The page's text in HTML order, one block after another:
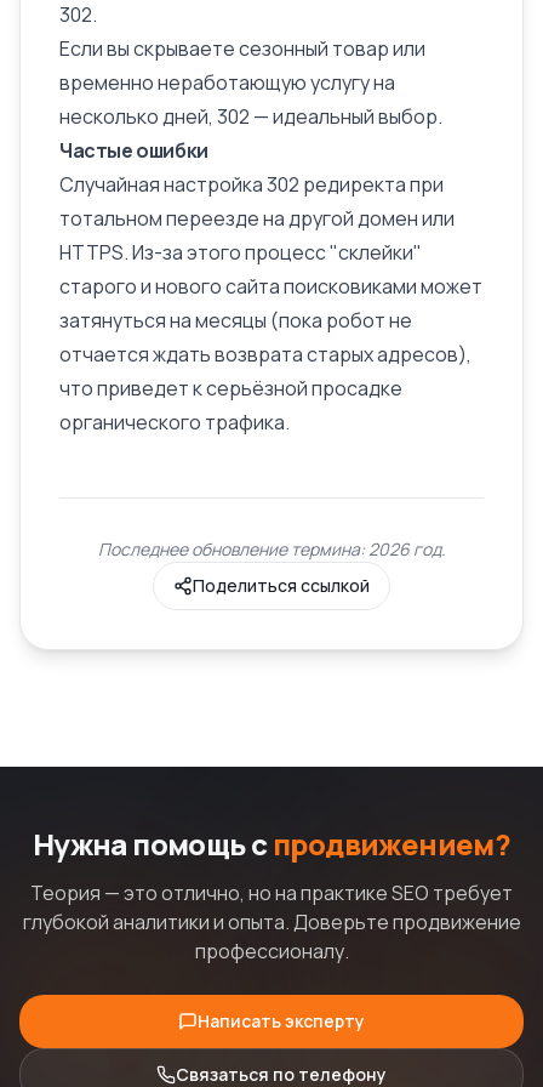
302.
Если вы скрываете сезонный товар или
временно неработающую услугу на
несколько дней, 302 — идеальный выбор.
Частые ошибки
Случайная настройка 302 редиректа при
тотальном переезде на другой домен или
HTTPS. Из-за этого процесс "склейки"
старого и нового сайта поисковиками может
затянуться на месяцы (пока робот не
отчается ждать возврата старых адресов),
что приведет к серьёзной просадке
органического трафика.
Последнее обновление термина: 2026 год.
Поделиться ссылкой
Нужна помощь с продвижением?
Теория — это отлично, но на практике SEO требует
глубокой аналитики и опыта. Доверьте продвижение
профессионалу.
Написать эксперту
Связаться по телефону